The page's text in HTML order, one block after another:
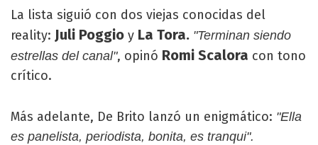
La lista siguió con dos viejas conocidas del
reality: Juli Poggio y La Tora. "Terminan siendo
estrellas del canal", opinó Romi Scalora con tono
crítico.
Más adelante, De Brito lanzó un enigmático: "Ella
es panelista, periodista, bonita, es tranqui".